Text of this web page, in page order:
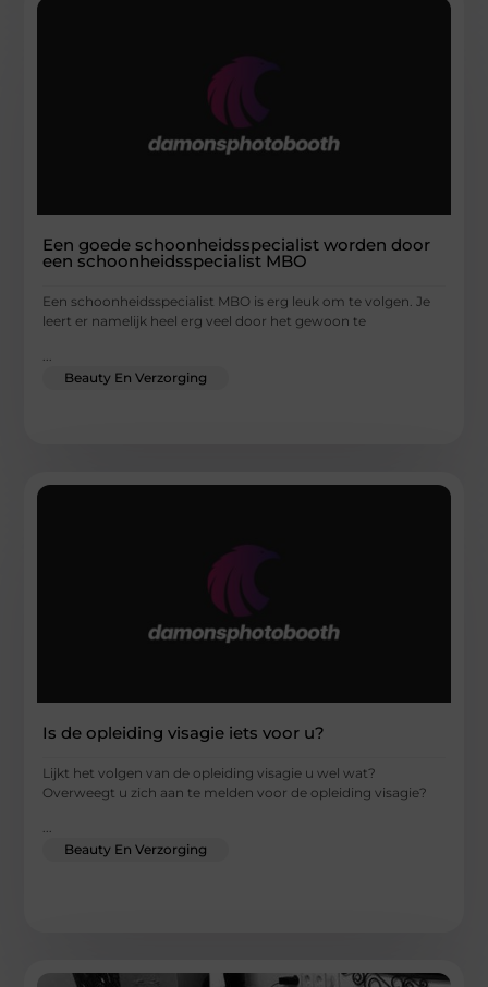
Een goede schoonheidsspecialist worden door
een schoonheidsspecialist MBO
Een schoonheidsspecialist MBO is erg leuk om te volgen. Je
leert er namelijk heel erg veel door het gewoon te
...
Beauty En Verzorging
Is de opleiding visagie iets voor u?
Lijkt het volgen van de opleiding visagie u wel wat?
Overweegt u zich aan te melden voor de opleiding visagie?
...
Beauty En Verzorging